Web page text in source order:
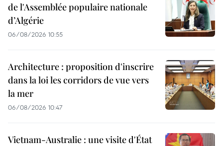
de l'Assemblée populaire nationale
d’Algérie
06/08/2026 10:55
Architecture : proposition d'inscrire
dans la loi les corridors de vue vers
la mer
06/08/2026 10:47
Vietnam-Australie : une visite d'État